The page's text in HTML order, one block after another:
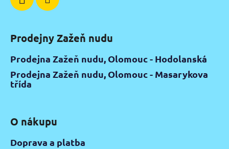
Prodejny Zažeň nudu
Prodejna Zažeň nudu, Olomouc - Hodolanská
Prodejna Zažeň nudu, Olomouc - Masarykova
třída
O nákupu
Doprava a platba